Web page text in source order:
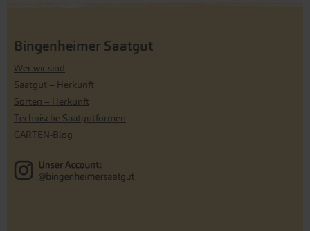
Bingenheimer Saatgut
Wer wir sind
Saatgut – Herkunft
Sorten – Herkunft
Technische Saatgutformen
GARTEN-Blog